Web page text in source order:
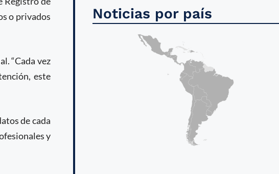
o privados
“Cada vez
este
de cada
y
Noticias por país